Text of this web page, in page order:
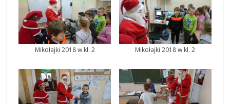
Mikołajki 2018 w kl. 2 Mikołajki 2018 w kl. 2